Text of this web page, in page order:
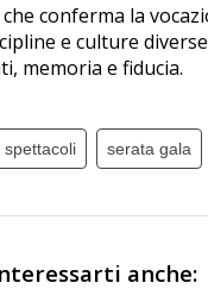
conferma la
e culture
memoria e fiducia.
spettacoli serata gala
anche: